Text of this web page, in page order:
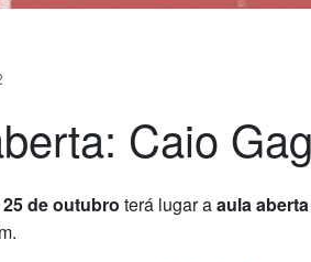
Caio
25 de outubro terá lugar aaula aberta